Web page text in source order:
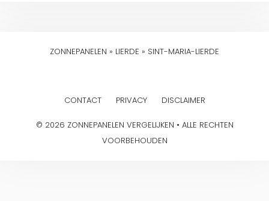
ZONNEPANELEN » LIERDE » SINT-MARIA-LIERDE
CONTACT PRIVACY DISCLAIMER
© 2026 ZONNEPANELEN VERGELIJKEN • ALLE RECHTEN
VOORBEHOUDEN